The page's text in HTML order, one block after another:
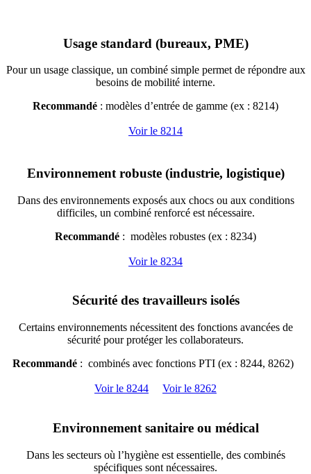
Usage standard (bureaux, PME)
Pour un usage classique, un combiné simple permet de répondre aux
besoins de mobilité interne.
Recommandé : modèles d’entrée de gamme (ex : 8214)
Voir le 8214
Environnement robuste (industrie, logistique)
Dans des environnements exposés aux chocs ou aux conditions
difficiles, un combiné renforcé est nécessaire.
Recommandé : modèles robustes (ex : 8234)
Voir le 8234
Sécurité des travailleurs isolés
Certains environnements nécessitent des fonctions avancées de
sécurité pour protéger les collaborateurs.
Recommandé: combinés avec fonctions PTI (ex : 8244, 8262)
Voir le 8244 Voir le 8262
Environnement sanitaire ou médical
Dans les secteurs où l’hygiène est essentielle, des combinés
spécifiques sont nécessaires.